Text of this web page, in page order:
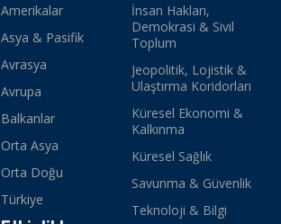
Amerikalar
Asya & Pasifik
Avrasya
Avrupa
Balkanlar
Orta Asya
Orta Doğu
Türkiye
İnsan Hakları,
Demokrasi & Sivil
Toplum
Jeopolitik, Lojistik &
Ulaştırma Koridorları
Küresel Ekonomi &
Kalkınma
Küresel Sağlık
Savunma & Güvenlik
Teknoloji & Bilgi